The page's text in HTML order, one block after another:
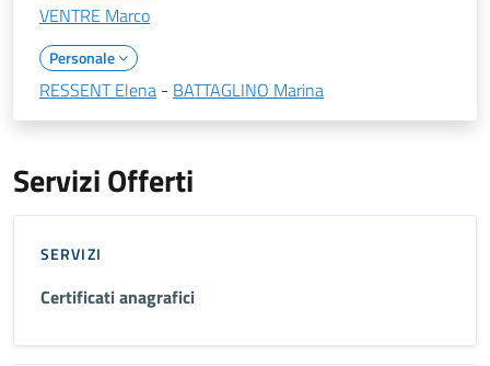
VENTRE Marco
Personale
RESSENT Elena - BATTAGLINO Marina
Servizi Offerti
SERVIZI
Certificati anagrafici